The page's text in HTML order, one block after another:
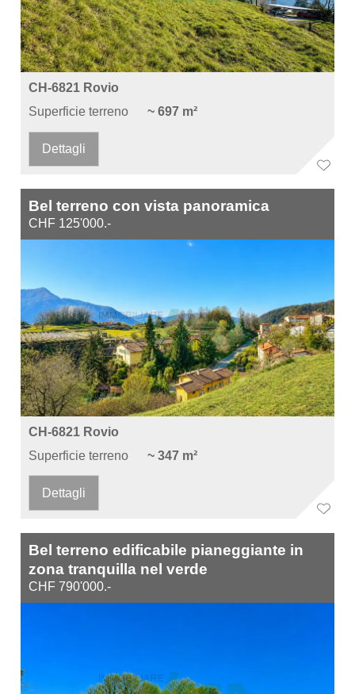
CH-6821 Rovio
Superficie terreno
~ 697 m²
Dettagli
Bel terreno con vista panoramica
CHF 125'000.-
CH-6821 Rovio
Superficie terreno
~ 347 m²
Dettagli
Bel terreno edificabile pianeggiante in
zona tranquilla nel verde
CHF 790'000.-